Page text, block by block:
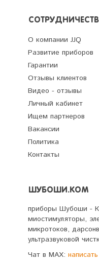
О компании JJQ
Развитие приборов
Гарантии
Отзывы клиентов
Видео - отзывы
Личный кабинет
Ищем партнеров
Вакансии
Политика
Контакты
ШУБОШИ.КОМ
приборы Шубоши -
миостимуляторы,
микротоков,
ультразвуковой
Чат в MAX: